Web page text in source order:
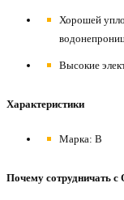
Хорошей
Высокие
Характеристики
Марка: В
Почему